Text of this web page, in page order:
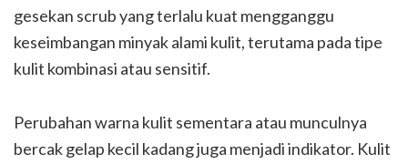
gesekan scrub yang terlalu kuat mengganggu
keseimbangan minyak alami kulit, terutama pada tipe
kulit kombinasi atau sensitif.
Perubahan warna kulit sementara atau munculnya
bercak gelap kecil kadang juga menjadi indikator. Kulit